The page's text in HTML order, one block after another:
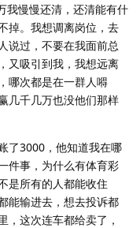
我慢慢还清，还清能有什
掉。我想调离岗位，去
说过，不要在我面前总
又吸引到我，我想远离
哪次都是在一群人嘚
几千几万也没他们那样
了3000，他知道我在哪
件事，为什么有体育彩
是所有的人都能收住
能输进去，想去投诉都
，这次连车都给卖了，